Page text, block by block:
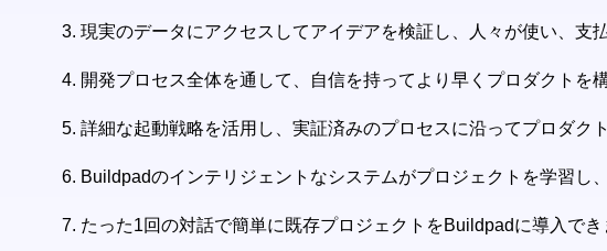
3. 現実のデータにアクセスしてアイデアを検証し、人々が使い、支
4. 開発プロセス全体を通して、自信を持ってより早くプロダクトを
5. 詳細な起動戦略を活用し、実証済みのプロセスに沿ってプロダク
6. Buildpadのインテリジェントなシステムがプロジェクトを学習し
7. たった1回の対話で簡単に既存プロジェクトをBuildpadに導入でき